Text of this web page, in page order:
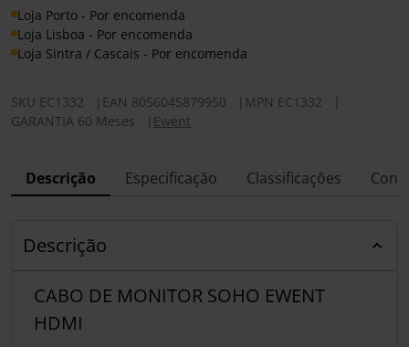
Loja Porto - Por encomenda
Loja Lisboa - Por encomenda
Loja Sintra / Cascais - Por encomenda
SKU EC1332 EAN 8056045879950 MPN EC1332
GARANTIA 60 Meses
Ewent
Descrição Especificação Classificações
Descrição
CABO DE MONITOR SOHO EWENT
HDMI